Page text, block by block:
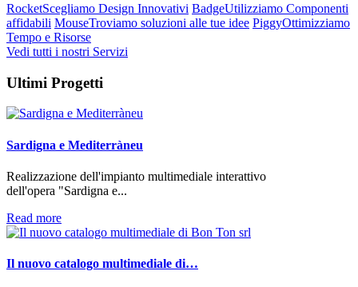
RocketScegliamo Design Innovativi BadgeUtilizziamo Componenti
affidabili MouseTroviamo soluzioni alle tue idee PiggyOttimizziamo
Tempo e Risorse
Vedi tutti i nostri Servizi
Ultimi Progetti
Sardigna e Mediterràneu
Realizzazione dell'impianto multimediale interattivo
dell'opera "Sardigna e...
Read more
Il nuovo catalogo multimediale di…